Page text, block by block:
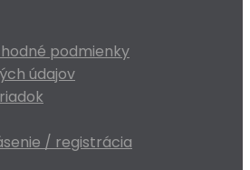
podmienky
údajov
/ registrácia